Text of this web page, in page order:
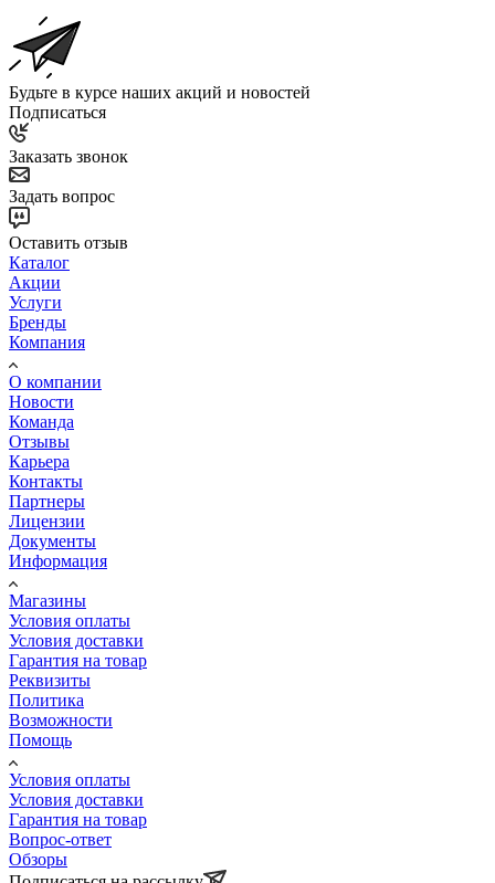
Будьте в курсе наших акций и новостей
Подписаться
Заказать звонок
Задать вопрос
Оставить отзыв
Каталог
Акции
Услуги
Бренды
Компания
О компании
Новости
Команда
Отзывы
Карьера
Контакты
Партнеры
Лицензии
Документы
Информация
Магазины
Условия оплаты
Условия доставки
Гарантия на товар
Реквизиты
Политика
Возможности
Помощь
Условия оплаты
Условия доставки
Гарантия на товар
Вопрос-ответ
Обзоры